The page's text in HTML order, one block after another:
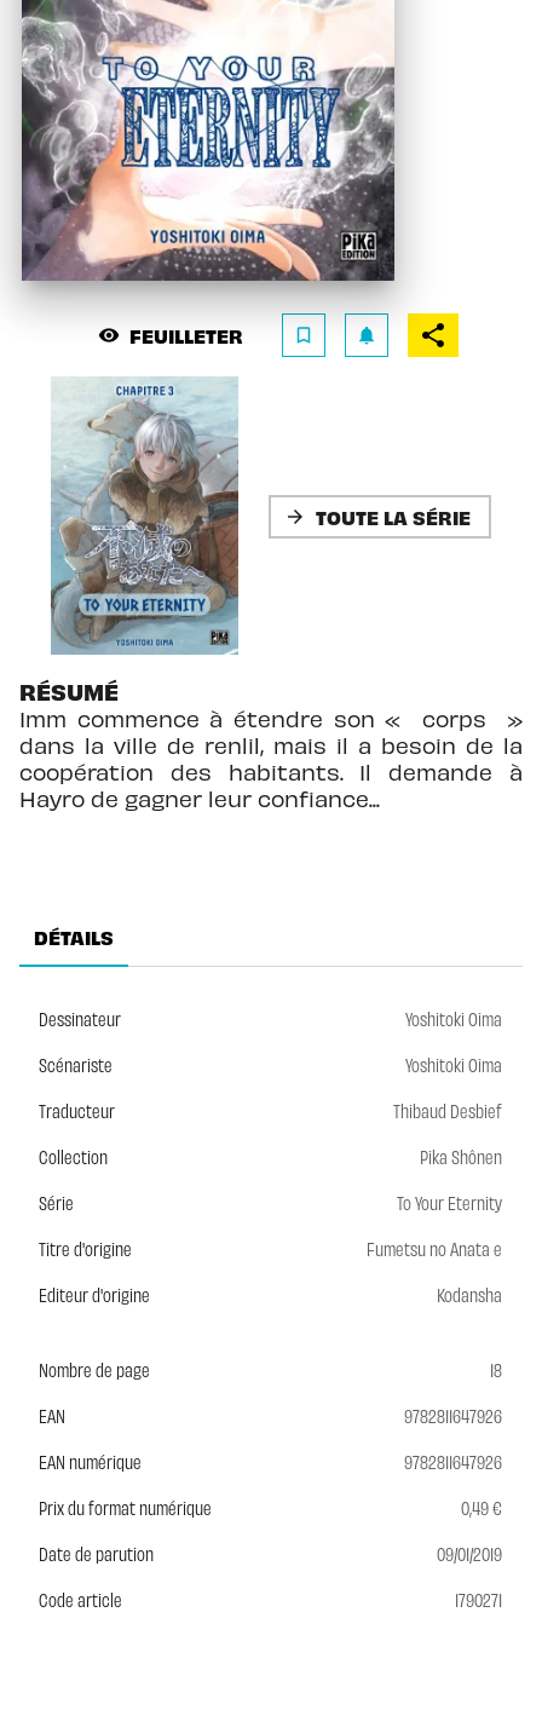
visibility FEUILLETER bookmark_border notifications
arrow_forward TOUTE LA SÉRIE
RÉSUMÉ
Imm commence à étendre son « corps »
dans la ville de renlil, mais il a besoin de la
coopération des habitants. Il demande à
Hayro de gagner leur confiance...
DÉTAILS
Dessinateur
Yoshitoki Oima
Scénariste
Yoshitoki Oima
Traducteur
Thibaud Desbief
Collection
Pika Shônen
Série
To Your Eternity
Titre d'origine
Fumetsu no Anata e
Editeur d'origine
Kodansha
Nombre de page
18
EAN
9782811647926
EAN numérique
9782811647926
Prix du format numérique
0,49 €
Date de parution
09/01/2019
Code article
1790271